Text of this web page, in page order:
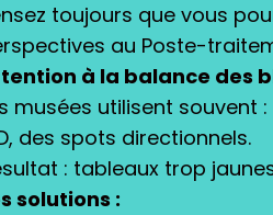
toujours que vous
au Poste-
à la balance des
musées utilisent souvent
des spots directionnels.
: tableaux trop
solutions :